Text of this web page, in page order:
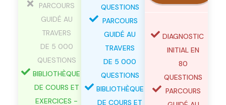
PARCOURS
GUIDÉ AU
TRAVERS
DE 5 000
QUESTIONS
BIBLIOTHÈQUE
DE COURS ET
EXERCICES -
QUESTIONS
PARCOURS
GUIDÉ AU
TRAVERS
DE 5 000
QUESTIONS
BIBLIOTHÈQUE
DE COURS ET
DIAGNOSTIC
INITIAL EN
80
QUESTIONS
PARCOURS